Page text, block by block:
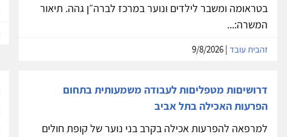
בטראומה ומשבר לילדים ונוער במרכז לברה״ן גהה. תיאור
המשרה:...
זהבית עובד
דרושיםות מטפליםות לעבודה משמעותית בתחום
הפרעות האכילה בתל אביב
למרפאה להפרעות אכילה בקרב בני נוער של קופת חולים